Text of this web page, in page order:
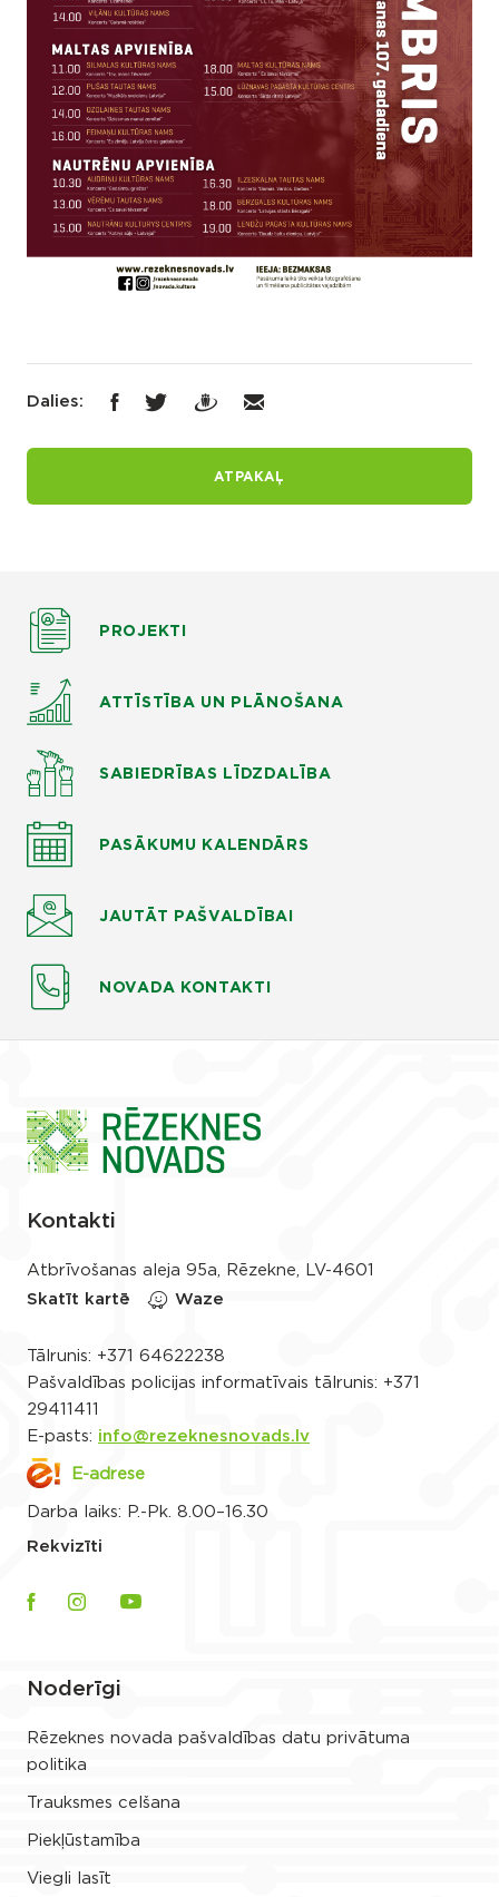
Dalies:
ATPAKAĻ
PROJEKTI
ATTĪSTĪBA UN PLĀNOŠANA
SABIEDRĪBAS LĪDZDALĪBA
PASĀKUMU KALENDĀRS
JAUTĀT PAŠVALDĪBAI
NOVADA KONTAKTI
Kontakti
Atbrīvošanas aleja 95a, Rēzekne, LV-4601
Skatīt kartē
Waze
Tālrunis: +371 64622238
Pašvaldības policijas informatīvais tālrunis: +371
29411411
E-pasts: info@rezeknesnovads.lv
E-adrese
Darba laiks: P.-Pk. 8.00–16.30
Rekvizīti
Noderīgi
Rēzeknes novada pašvaldības datu privātuma
politika
Trauksmes celšana
Piekļūstamība
Viegli lasīt